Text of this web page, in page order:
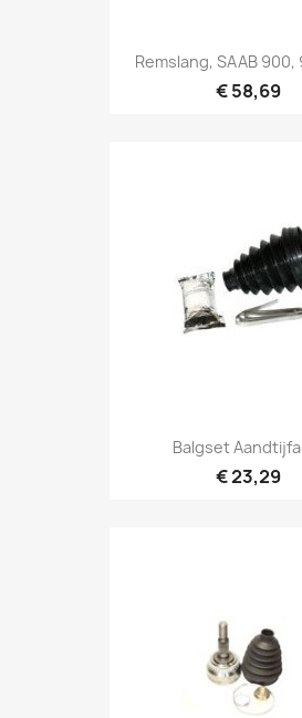
Remslang, SAAB 900,
€ 58,69
Balgset
€ 23,29